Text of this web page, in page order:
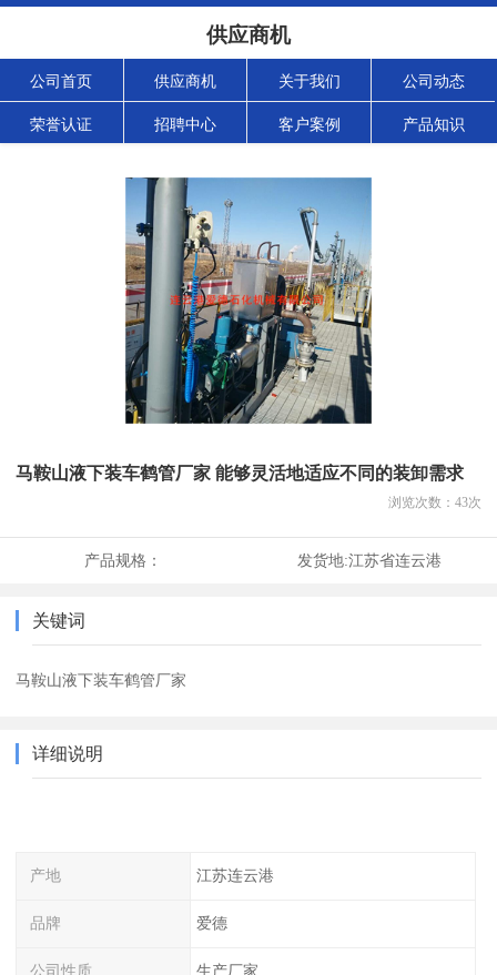
供应商机
公司首页 供应商机 关于我们 公司动态
荣誉认证 招聘中心 客户案例 产品知识
马鞍山液下装车鹤管厂家 能够灵活地适应不同的装卸需求
浏览次数： 43次
产品规格： 发货地:江苏省连云港
关键词
马鞍山液下装车鹤管厂家
详细说明
产地 江苏连云港
品牌 爱德
公司性质 生产厂家